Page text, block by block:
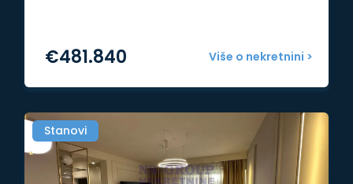
Više o nekretnini >
€481.840
Stanovi